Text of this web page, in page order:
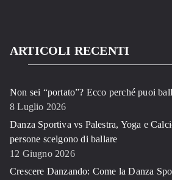
ARTICOLI RECENTI
Non sei “portato”? Ecco perché puoi
8 Luglio 2026
Danza Sportiva vs Palestra, Yoga e
persone scelgono di ballare
12 Giugno 2026
Crescere Danzando: Come la Danza